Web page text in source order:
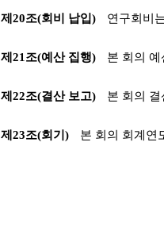
제20조(회비 납입) 연구회비
제21조(예산 집행) 본 회의
제22조(결산 보고) 본 회의
제23조(회기) 본 회의 회계연